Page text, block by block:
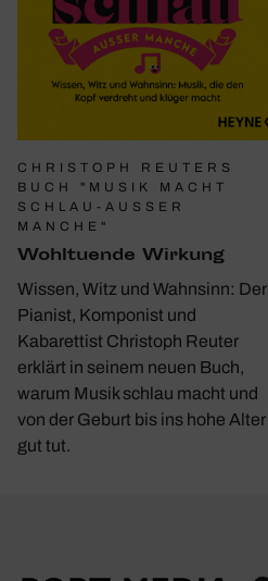
CHRISTOPH REUTERS
BUCH "MUSIK MACHT
SCHLAU-AUSSER M
ANCHE"
Wohl­tu­ende Wirkung
Wissen, Witz und Wahnsinn: Der
Pianist, Komponist und
Kabarettist Christoph Reuter
erklärt in seinem neuen Buch,
warum Musik schlau macht und
von der Geburt bis ins hohe Alter
gut tut.